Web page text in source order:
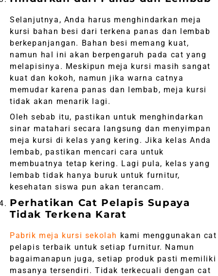
Selanjutnya, Anda harus menghindarkan meja
kursi bahan besi dari terkena panas dan lembab
berkepanjangan. Bahan besi memang kuat,
namun hal ini akan berpengaruh pada cat yang
melapisinya. Meskipun meja kursi masih sangat
kuat dan kokoh, namun jika warna catnya
memudar karena panas dan lembab, meja kursi
tidak akan menarik lagi.
Oleh sebab itu, pastikan untuk menghindarkan
sinar matahari secara langsung dan menyimpan
meja kursi di kelas yang kering. Jika kelas Anda
lembab, pastikan mencari cara untuk
membuatnya tetap kering. Lagi pula, kelas yang
lembab tidak hanya buruk untuk furnitur,
kesehatan siswa pun akan terancam.
Perhatikan Cat Pelapis Supaya
Tidak Terkena Karat
Pabrik meja kursi sekolah kami menggunakan cat
pelapis terbaik untuk setiap furnitur. Namun
bagaimanapun juga, setiap produk pasti memiliki
masanya tersendiri. Tidak terkecuali dengan cat